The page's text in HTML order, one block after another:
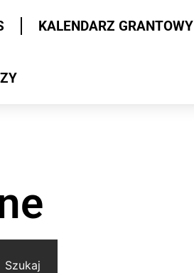
KALENDARZ GRANTOWY
Szukaj